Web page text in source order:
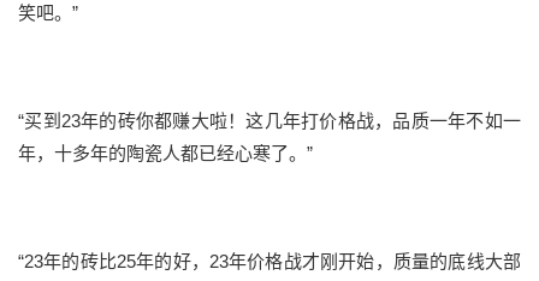
笑吧。”
“买到23年的砖你都赚大啦！这几年打价格战，品质一年不如一
年，十多年的陶瓷人都已经心寒了。”
“23年的砖比25年的好，23年价格战才刚开始，质量的底线大部